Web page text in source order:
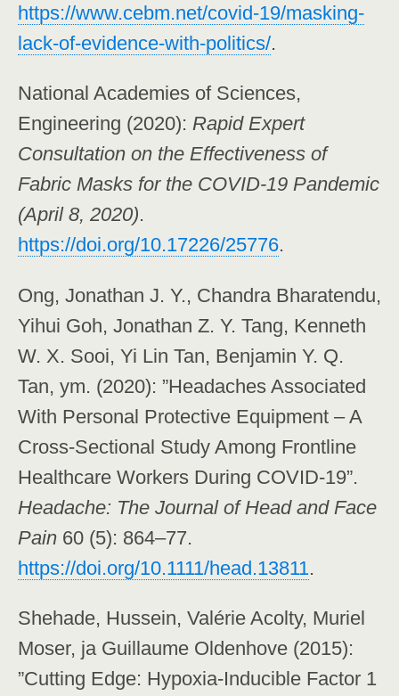
https://www.cebm.net/covid-19/masking-
lack-of-evidence-with-politics/.
National Academies of Sciences,
Engineering (2020): Rapid Expert
Consultation on the Effectiveness of
Fabric Masks for the COVID-19 Pandemic
(April 8, 2020).
https://doi.org/10.17226/25776.
Ong, Jonathan J. Y., Chandra Bharatendu,
Yihui Goh, Jonathan Z. Y. Tang, Kenneth
W. X. Sooi, Yi Lin Tan, Benjamin Y. Q.
Tan, ym. (2020): ”Headaches Associated
With Personal Protective Equipment – A
Cross-Sectional Study Among Frontline
Healthcare Workers During COVID-19”.
Headache: The Journal of Head and Face
Pain 60 (5): 864–77.
https://doi.org/10.1111/head.13811.
Shehade, Hussein, Valérie Acolty, Muriel
Moser, ja Guillaume Oldenhove (2015):
”Cutting Edge: Hypoxia-Inducible Factor 1